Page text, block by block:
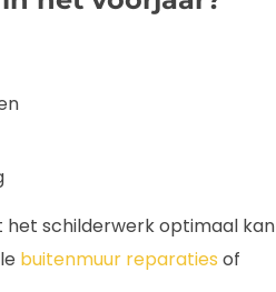
schilderwerk optimaal kan
buitenmuur reparaties of